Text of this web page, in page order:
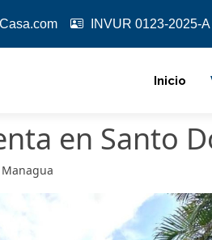
INVUR 0123-2025-A
Inicio
en Santo